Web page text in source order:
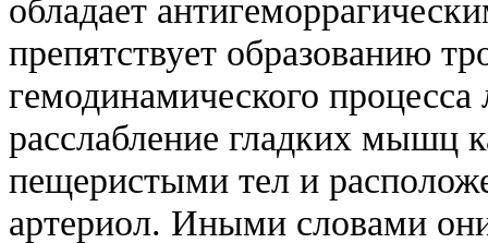
обладает
препятствует образованию
гемодинамического
расслабление гладких мышц
пещеристыми тел и
артериол. Иными словами